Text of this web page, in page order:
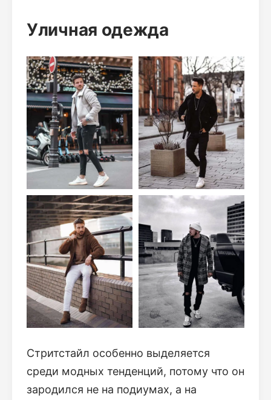
Уличная одежда
Стритстайл особенно выделяется
среди модных тенденций, потому что он
зародился не на подиумах, а на